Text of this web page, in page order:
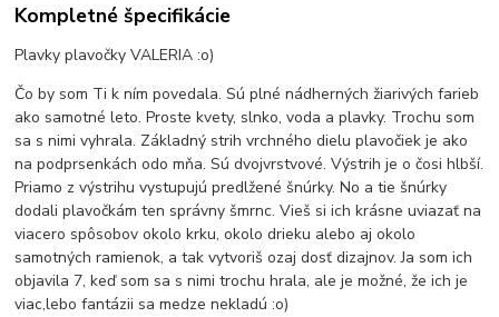
Kompletné špecifikácie
Plavky plavočky VALERIA :o)
Čo by som Ti k ním povedala. Sú plné nádherných žiarivých farieb
ako samotné leto. Proste kvety, slnko, voda a plavky. Trochu som
sa s nimi vyhrala. Základný strih vrchného dielu plavočiek je ako
na podprsenkách odo mňa. Sú dvojvrstvové. Výstrih je o čosi hlbší.
Priamo z výstrihu vystupujú predlžené šnúrky. No a tie šnúrky
dodali plavočkám ten správny šmrnc. Vieš si ich krásne uviazať na
viacero spôsobov okolo krku, okolo drieku alebo aj okolo
samotných ramienok, a tak vytvoriš ozaj dosť dizajnov. Ja som ich
objavila 7, keď som sa s nimi trochu hrala, ale je možné, že ich je
viac,lebo fantázii sa medze nekladú :o)